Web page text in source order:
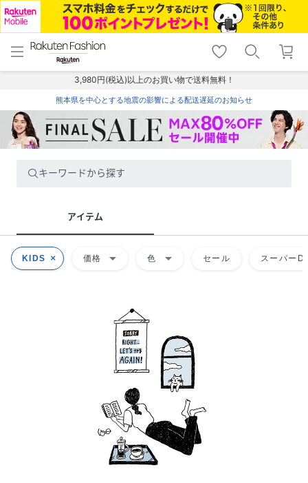
menu home
トップ
shopping_cart lock_outline
ログイン
3,980円(税込)以上のお買い物で送料無料！
熊本県を中心とする地震の影響による配送遅延のお知らせ
キーワードから探す
アイテム
KIDS 価格 arrow_drop_down 色 arrow_drop_down セール スーパー